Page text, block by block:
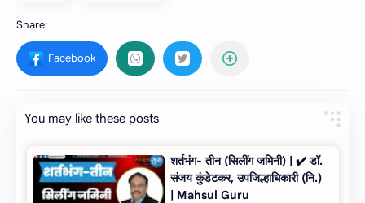
You may like these posts
शर्तभंग- तीन (सिलींग जमिनी) | ✔️ डॉ.
संजय कुंडेटकर, उपजिल्हाधिकारी (नि.)
| Mahsul Guru